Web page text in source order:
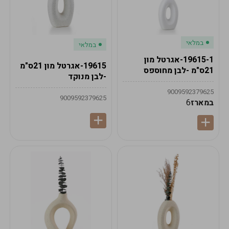
במלאי
19615-1-אגרטל מון
21ס"מ -לבן מחוספס
9009592379625
במארז6
במלאי
19615-אגרטל מון 21ס"מ
-לבן מנוקד
9009592379625